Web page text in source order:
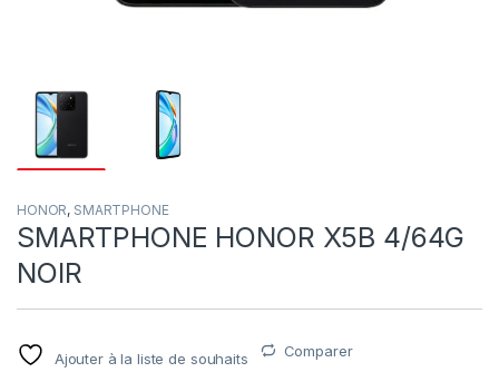
HONOR, SMARTPHONE
SMARTPHONE HONOR X5B 4/64G
NOIR
Ajouter à la liste de souhaits Comparer